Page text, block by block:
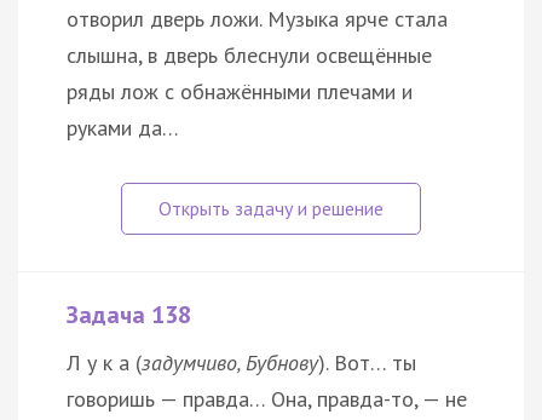
отворил дверь ложи. Музыка ярче стала
слышна, в дверь блеснули освещённые
ряды лож с обнажёнными плечами и
руками да…
Задача 138
Л у к а (задумчиво, Бубнову). Вот… ты
говоришь — правда… Она, правда-то, — не